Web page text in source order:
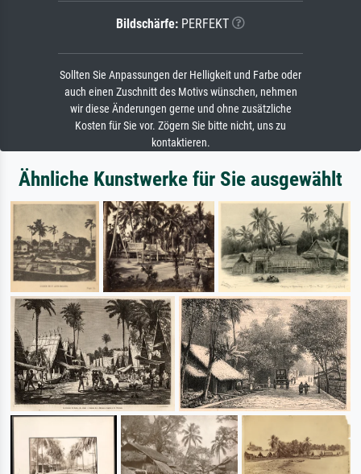
Bildschärfe: PERFEKT
Sollten Sie Anpassungen der Helligkeit und Farbe oder
auch einen Zuschnitt des Motivs wünschen, nehmen
wir diese Änderungen gerne und ohne zusätzliche
Kosten für Sie vor. Zögern Sie bitte nicht, uns zu
kontaktieren.
Ähnliche Kunstwerke für Sie ausgewählt